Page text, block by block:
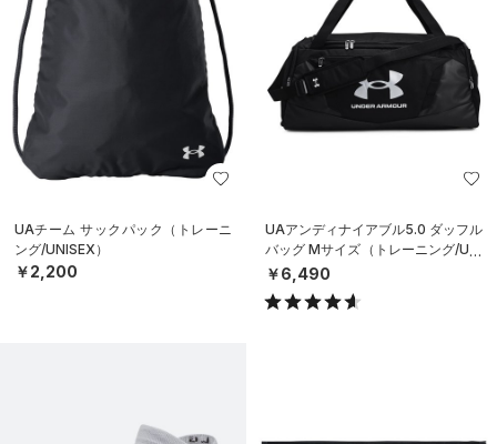
UAチーム サックパック（トレーニ
ング/UNISEX）
￥2,200
UAアンディナイアブル5.0 ダッフル
バッグ Mサイズ（トレーニング/UNI
SEX）
￥6,490